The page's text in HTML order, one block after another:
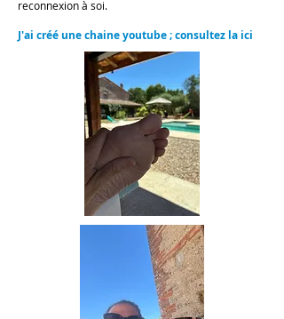
reconnexion à soi.
J'ai créé une chaine youtube ; consultez la ici